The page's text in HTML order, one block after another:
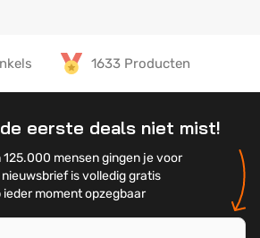
1633 Producten
eerste deals niet mist!
125.000 mensen gingen je voor
nieuwsbrief is volledig gratis
ieder moment opzegbaar